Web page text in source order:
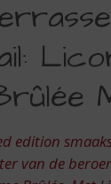
edition
van de